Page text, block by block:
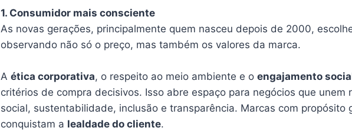
1. Consumidor mais consciente
As novas gerações, principalmente quem nasceu depois de 2000,
observando não só o preço, mas também os valores da marca.
A ética corporativa, o respeito ao meio ambiente e o engajamento
critérios de compra decisivos. Isso abre espaço para negócios que unem
social, sustentabilidade, inclusão e transparência. Marcas com propósito
conquistam a lealdade do cliente.